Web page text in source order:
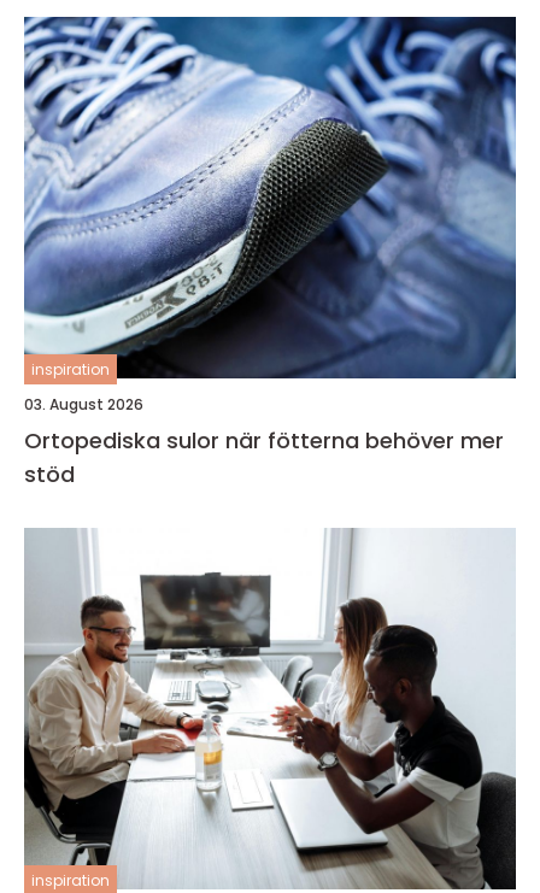
inspiration
03. August 2026
Ortopediska sulor när fötterna behöver mer
stöd
inspiration